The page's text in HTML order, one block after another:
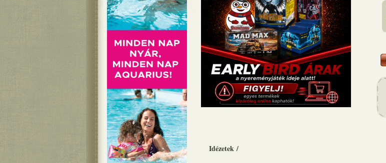
Idézetek /